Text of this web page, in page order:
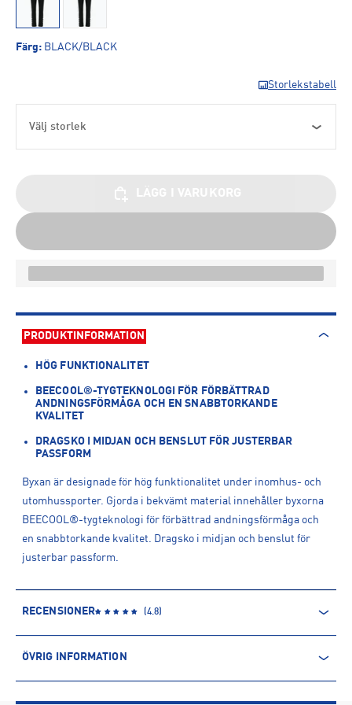
Färg: BLACK/BLACK
Storlekstabell
Välj storlek
PRODUKTINFORMATION
HÖG FUNKTIONALITET
BEECOOL®-TYGTEKNOLOGI FÖR FÖRBÄTTRAD
ANDNINGSFÖRMÅGA OCH EN SNABBTORKANDE
KVALITET
DRAGSKO I MIDJAN OCH BENSLUT FÖR JUSTERBAR
PASSFORM
Byxan är designade för hög funktionalitet under inomhus- och
utomhussporter. Gjorda i bekvämt material innehåller byxorna
BEECOOL®-tygteknologi för förbättrad andningsförmåga och
en snabbtorkande kvalitet. Dragsko i midjan och benslut för
justerbar passform.
RECENSIONER (4.8)
ÖVRIG INFORMATION
Produktnummer: 1523433